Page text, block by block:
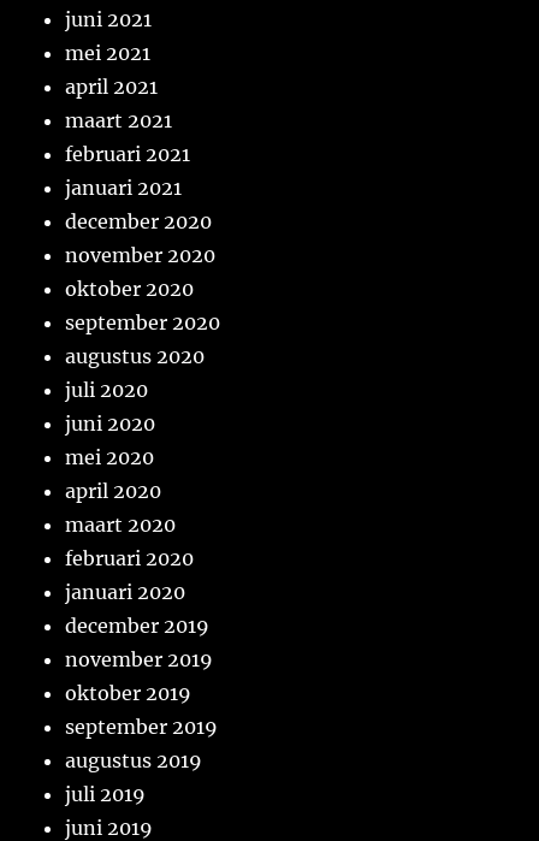
juni 2021
mei 2021
april 2021
maart 2021
februari 2021
januari 2021
december 2020
november 2020
oktober 2020
september 2020
augustus 2020
juli 2020
juni 2020
mei 2020
april 2020
maart 2020
februari 2020
januari 2020
december 2019
november 2019
oktober 2019
september 2019
augustus 2019
juli 2019
juni 2019